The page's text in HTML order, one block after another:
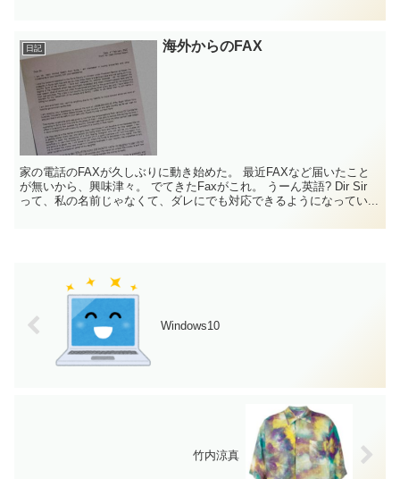
日記 海外からのFAX
家の電話のFAXが久しぶりに動き始めた。 最近FAXなど届いたこと
が無いから、興味津々。 でてきたFaxがこれ。 うーん英語? Dir Sir
って、私の名前じゃなくて、ダレにでも対応できるようになってい...
Windows10
竹内涼真